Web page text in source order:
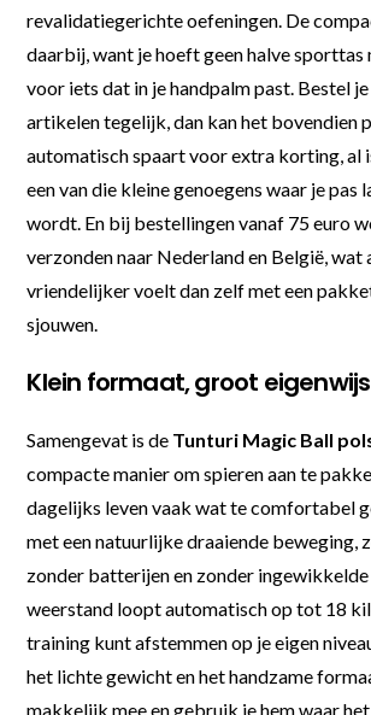
revalidatiegerichte oefeningen. De
daarbij, want je hoeft geen halve sporttas
voor iets dat in je handpalm past. Bestel
artikelen tegelijk, dan kan het bovendien
automatisch spaart voor extra korting, al
een van die kleine genoegens waar je pas
wordt. En bij bestellingen vanaf 75 euro
verzonden naar Nederland en België, wat
vriendelijker voelt dan zelf met een
sjouwen.
Klein formaat, groot
Samengevat is de Tunturi Magic Ball
compacte manier om spieren aan te
dagelijks leven vaak wat te comfortabel
met een natuurlijke draaiende beweging,
zonder batterijen en zonder
weerstand loopt automatisch op tot 18
training kunt afstemmen op je eigen
het lichte gewicht en het handzame
makkelijk mee en gebruik je hem waar